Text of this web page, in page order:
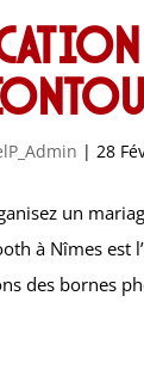
|28
un
à Nîmes est
des bornes